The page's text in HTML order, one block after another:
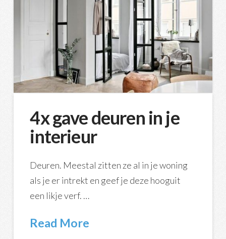
4x gave deuren in je
interieur
Deuren. Meestal zitten ze al in je woning
als je er intrekt en geef je deze hooguit
een likje verf. …
Read More